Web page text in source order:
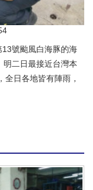
號颱風白海豚的海
明二日最接近台灣本
日各地皆有陣雨，